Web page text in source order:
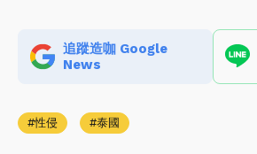
追蹤造咖 Google
News
性侵 泰國